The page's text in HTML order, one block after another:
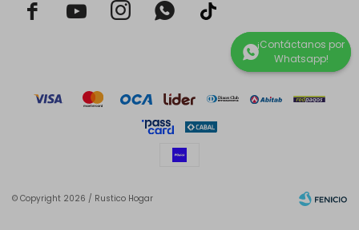
  
© Copyright 2026 / Rustico Hogar